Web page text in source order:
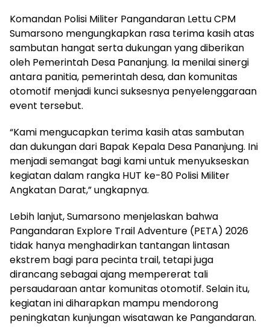
Komandan Polisi Militer Pangandaran Lettu CPM
Sumarsono mengungkapkan rasa terima kasih atas
sambutan hangat serta dukungan yang diberikan
oleh Pemerintah Desa Pananjung. Ia menilai sinergi
antara panitia, pemerintah desa, dan komunitas
otomotif menjadi kunci suksesnya penyelenggaraan
event tersebut.
“Kami mengucapkan terima kasih atas sambutan
dan dukungan dari Bapak Kepala Desa Pananjung. Ini
menjadi semangat bagi kami untuk menyukseskan
kegiatan dalam rangka HUT ke-80 Polisi Militer
Angkatan Darat,” ungkapnya.
Lebih lanjut, Sumarsono menjelaskan bahwa
Pangandaran Explore Trail Adventure (PETA) 2026
tidak hanya menghadirkan tantangan lintasan
ekstrem bagi para pecinta trail, tetapi juga
dirancang sebagai ajang mempererat tali
persaudaraan antar komunitas otomotif. Selain itu,
kegiatan ini diharapkan mampu mendorong
peningkatan kunjungan wisatawan ke Pangandaran.